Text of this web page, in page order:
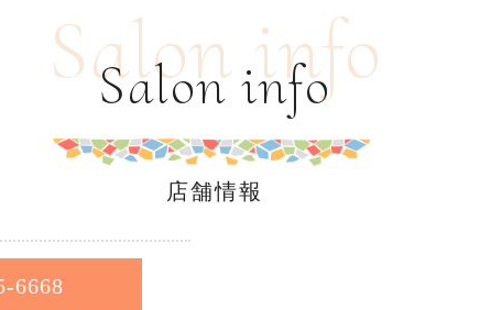
Salon info
Salon info
店舗情報
6668